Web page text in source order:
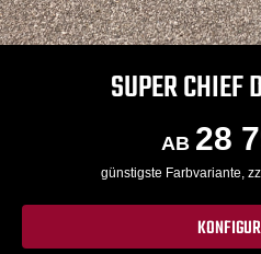
SUPER CHIEF
AB 28
günstigste Farbvariante,